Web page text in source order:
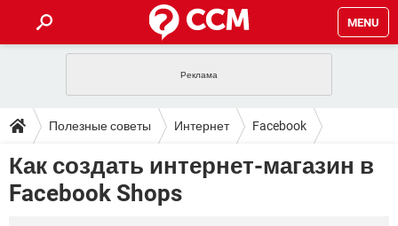
MENU
INSTAGRAM FACEBOOK
ИГРЫ WINDOWS 10
ВКОНТАКТЕ
ПОЛЕЗНЫЕ СОВЕТЫ
TIKTOK TELEGRAM
WHATSAPP INSTAGRAM
ЗАГРУЗКИ
TIKTOK
ФОРУМ
Полезные советы Интернет Facebook
Как создать интернет-магазин в
Facebook Shops